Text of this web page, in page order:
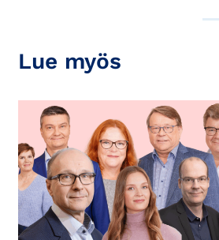
Lue myös